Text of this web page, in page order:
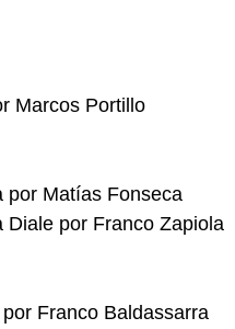
Marcos Portillo
por Matías Fonseca
Diale por Franco Zapiola
Franco Baldassarra